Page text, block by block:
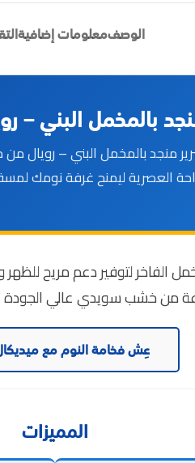
الوصفمعلومات إضافية
بالمخمل البني –
بالمخمل البني – رويال
العصرية ليمنح غرفة نومك
الفاخر لتوفير دعم مريح للظهر
من خشب سويدي عالي الجودة
عِش فخامة النوم مع
المميزات